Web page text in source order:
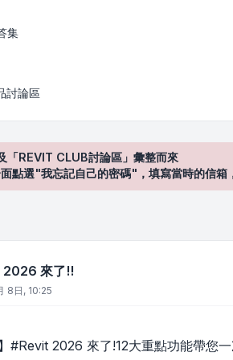
集
討論區
REVIT CLUB討論區」彙整而來
選"我忘記自己的密碼"，填寫當時的信箱
來了!!
8日, 10:25
#Revit 2026 來了!12大重點功能帶您